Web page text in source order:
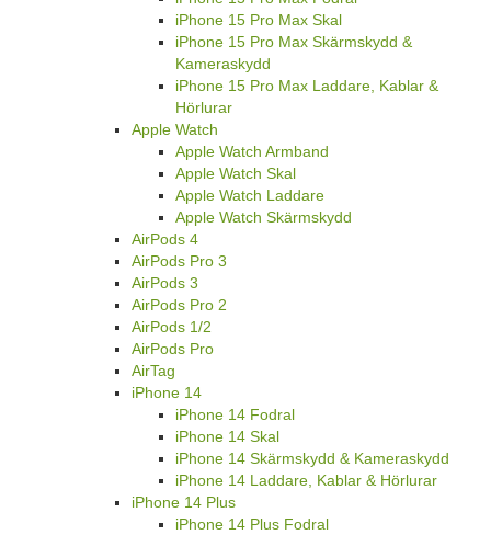
iPhone 15 Pro Max Skal
iPhone 15 Pro Max Skärmskydd &
Kameraskydd
iPhone 15 Pro Max Laddare, Kablar &
Hörlurar
Apple Watch
Apple Watch Armband
Apple Watch Skal
Apple Watch Laddare
Apple Watch Skärmskydd
AirPods 4
AirPods Pro 3
AirPods 3
AirPods Pro 2
AirPods 1/2
AirPods Pro
AirTag
iPhone 14
iPhone 14 Fodral
iPhone 14 Skal
iPhone 14 Skärmskydd & Kameraskydd
iPhone 14 Laddare, Kablar & Hörlurar
iPhone 14 Plus
iPhone 14 Plus Fodral